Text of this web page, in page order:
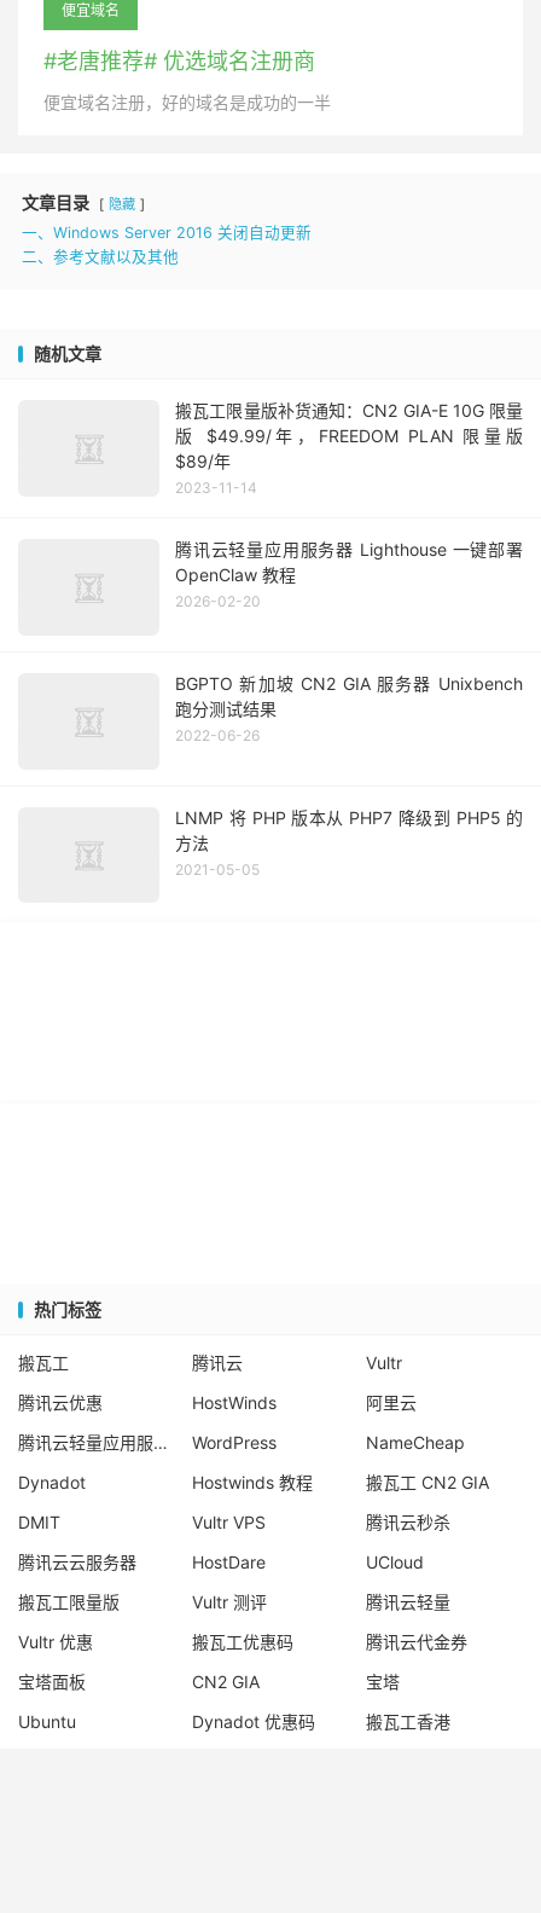
便宜域名
#老唐推荐# 优选域名注册商
便宜域名注册，好的域名是成功的一半
文章目录 隐藏
一、Windows Server 2016 关闭自动更新
二、参考文献以及其他
随机文章
搬瓦工限量版补货通知：CN2 GIA-E 10G 限量
版 $49.99/年，FREEDOM PLAN 限量版
$89/年
2023-11-14
腾讯云轻量应用服务器 Lighthouse 一键部署
OpenClaw 教程
2026-02-20
BGPTO 新加坡 CN2 GIA 服务器 Unixbench
跑分测试结果
2022-06-26
LNMP 将 PHP 版本从 PHP7 降级到 PHP5 的
方法
2021-05-05
热门标签
搬瓦工 腾讯云
Vultr
腾讯云优惠
HostWinds
阿里云
腾讯云轻量应用服务器
WordPress
NameCheap
Dynadot
Hostwinds 教程
搬瓦工 CN2 GIA
DMIT
Vultr VPS
腾讯云秒杀
腾讯云云服务器
HostDare
UCloud
搬瓦工限量版
Vultr 测评
腾讯云轻量
Vultr 优惠
搬瓦工优惠码
腾讯云代金券
宝塔面板
CN2 GIA
宝塔
Ubuntu
Dynadot 优惠码 搬瓦工香港